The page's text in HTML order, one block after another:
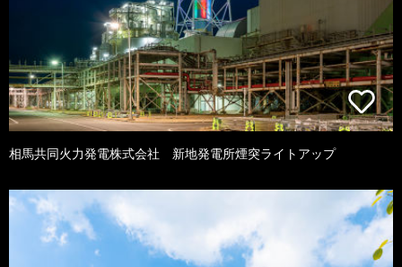
相馬共同火力発電株式会社 新地発電所煙突ライトアップ